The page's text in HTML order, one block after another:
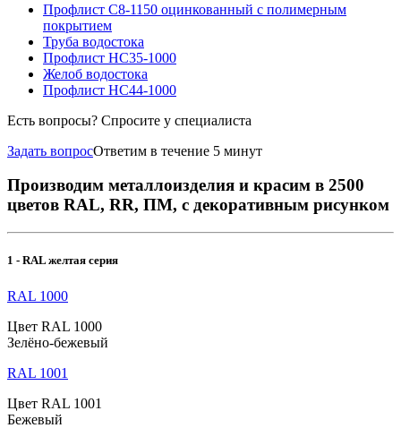
Профлист С8-1150 оцинкованный с полимерным
покрытием
Труба водостока
Профлист НС35-1000
Желоб водостока
Профлист НС44-1000
Есть вопросы? Спросите у специалиста
Задать вопросОтветим в течение 5 минут
Производим металлоизделия и красим в 2500
цветов RAL, RR, ПМ, с декоративным рисунком
1 - RAL желтая серия
RAL 1000
Цвет RAL 1000
Зелёно-бежевый
RAL 1001
Цвет RAL 1001
Бежевый